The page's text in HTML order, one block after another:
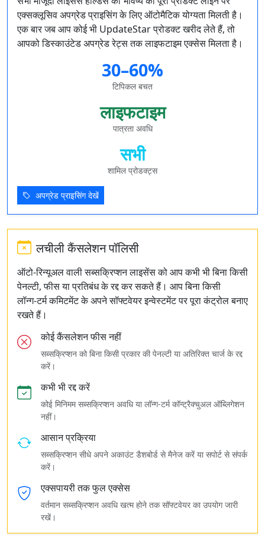
एक्सक्लूसिव अपग्रेड प्राइसिंग के लिए ऑटोमैटिक योग्यता मिलती है।
एक बार जब आप कोई भी UpdateStar प्रोडक्ट खरीद लेते हैं, तो
आपको डिस्काउंटेड अपग्रेड रेट्स तक लाइफटाइम एक्सेस मिलता है।
30–60%
टिपिकल बचत
लाइफटाइम
पात्रता अवधि
सभी
शामिल प्रोडक्ट्स
अपग्रेड प्राइसिंग देखें
लचीली कैंसलेशन पॉलिसी
ऑटो‑रिन्यूअल वाली सब्सक्रिप्शन लाइसेंस को आप कभी भी बिना किसी
पेनल्टी, फीस या प्रतिबंध के रद्द कर सकते हैं। आप बिना किसी
लॉन्ग‑टर्म कमिटमेंट के अपने सॉफ्टवेयर इन्वेस्टमेंट पर पूरा कंट्रोल बनाए
रखते हैं।
कोई कैंसलेशन फीस नहीं
सब्सक्रिप्शन को बिना किसी प्रकार की पेनल्टी या अतिरिक्त चार्ज के रद्द
करें।
कभी भी रद्द करें
कोई मिनिमम सब्सक्रिप्शन अवधि या लॉन्ग‑टर्म कॉन्ट्रैक्चुअल ऑब्लिगेशन
नहीं।
आसान प्रक्रिया
सब्सक्रिप्शन सीधे अपने अकाउंट डैशबोर्ड से मैनेज करें या सपोर्ट से संपर्क
करें।
एक्सपायरी तक फुल एक्सेस
वर्तमान सब्सक्रिप्शन अवधि खत्म होने तक सॉफ्टवेयर का उपयोग जारी
रखें।